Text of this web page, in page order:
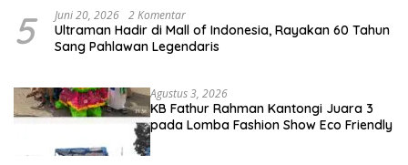
5 Juni 20, 2026 2 Komentar
Ultraman Hadir di Mall of Indonesia, Rayakan 60 Tahun
Sang Pahlawan Legendaris
Agustus 3, 2026
KB Fathur Rahman Kantongi Juara 3
pada Lomba Fashion Show Eco Friendly